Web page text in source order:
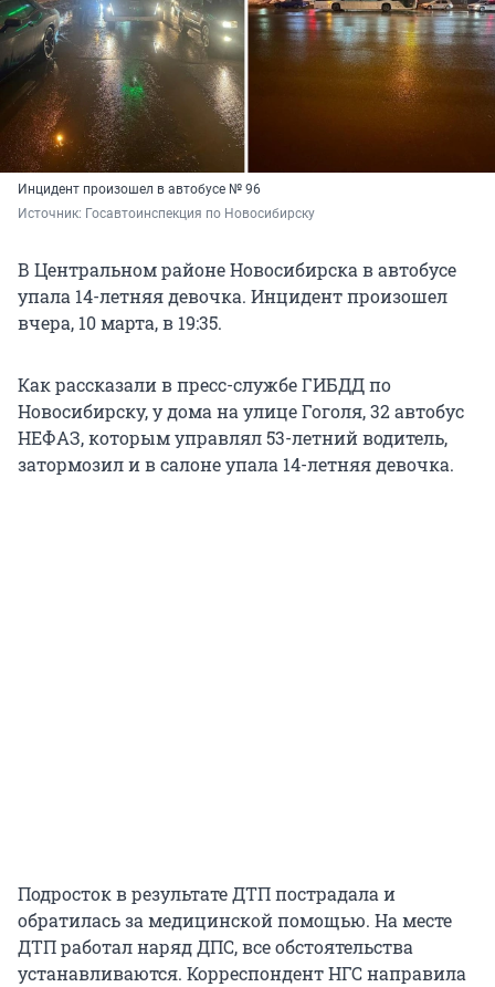
Инцидент произошел в автобусе № 96
Источник: Госавтоинспекция по Новосибирску
В Центральном районе Новосибирска в автобусе
упала 14-летняя девочка. Инцидент произошел
вчера, 10 марта, в 19:35.
Как рассказали в пресс-службе ГИБДД по
Новосибирску, у дома на улице Гоголя, 32 автобус
НЕФАЗ, которым управлял 53-летний водитель,
затормозил и в салоне упала 14-летняя девочка.
Подросток в результате ДТП пострадала и
обратилась за медицинской помощью. На месте
ДТП работал наряд ДПС, все обстоятельства
устанавливаются. Корреспондент НГС направила